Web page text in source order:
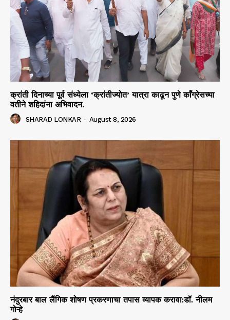
क्रांती दिनाच्या पूर्व संध्येला ‘क्रांतीज्योत’ यात्रा काढून पुणे काँग्रेसच्या
वतीने शहिदांना अभिवादन.
SHARAD LONKAR - August 8, 2026
नंदुरबार बाल लैंगिक शोषण प्रकरणाचा तपास व्यापक करावा:डॉ. नीलम
गोऱ्हे